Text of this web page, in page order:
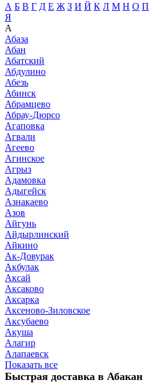
А Б В Г Д Е Ж З И Й К Л М Н О П
Я
А
Абаза
Абан
Абатский
Абдулино
Абезь
Абинск
Абрамцево
Абрау-Дюрсо
Агаповка
Агвали
Агеево
Агинское
Агрыз
Адамовка
Адыгейск
Азнакаево
Азов
Айгунь
Айдырлинский
Айкино
Ак-Довурак
Акбулак
Аксай
Аксаково
Аксарка
Аксеново-Зиловское
Аксубаево
Акуша
Алагир
Алапаевск
Показать все
Быстрая доставка в Абакан